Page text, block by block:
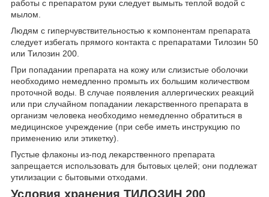
работы с препаратом руки следует вымыть теплой водой с
мылом.
Людям с гиперчувствительностью к компонентам препарата
следует избегать прямого контакта с препаратами Тилозин 50
или Тилозин 200.
При попадании препарата на кожу или слизистые оболочки
необходимо немедленно промыть их большим количеством
проточной воды. В случае появления аллергических реакций
или при случайном попадании лекарственного препарата в
организм человека необходимо немедленно обратиться в
медицинское учреждение (при себе иметь инструкцию по
применению или этикетку).
Пустые флаконы из-под лекарственного препарата
запрещается использовать для бытовых целей; они подлежат
утилизации с бытовыми отходами.
Условия хранения ТИЛОЗИН 200